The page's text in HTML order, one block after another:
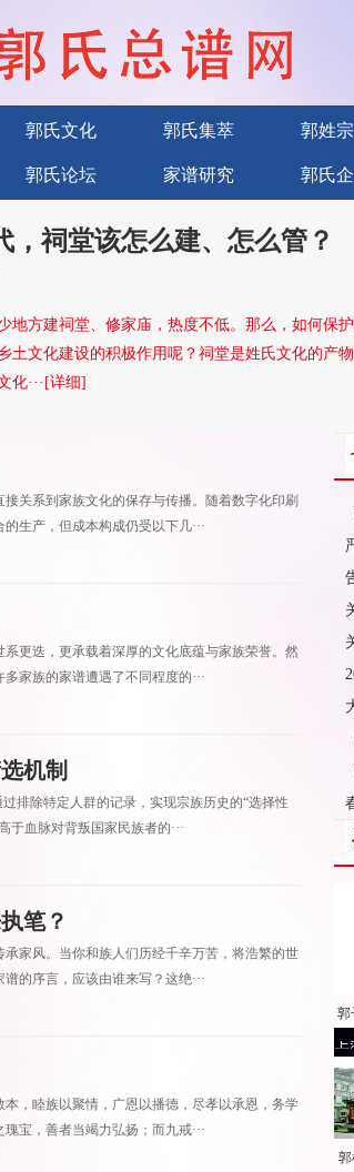
郭氏文化 郭氏集萃 郭姓
郭氏论坛 家谱研究 郭氏
，祠堂该怎么建、怎么管？
地方建祠堂、修家庙，热度不低。那么，如何保
土文化建设的积极作用呢？祠堂是姓氏文化的产
化···[详细]
关系到家族文化的保存与传播。随着数字化印刷
生产，但成本构成仍受以下几···
更迭，更承载着深厚的文化底蕴与家族荣誉。然
家族的家谱遭遇了不同程度的···
机制
排除特定人群的记录，实现宗族历史的“选择性
血脉对背叛国家民族者的···
笔？​​
家风。当你和族人们历经千辛万苦，将浩繁的世
的序言，应该由谁来写？这绝···
，睦族以聚情，广恩以播德，尽孝以承恩，务学
宝，善者当竭力弘扬；而九戒···
郭
郭